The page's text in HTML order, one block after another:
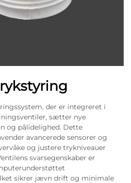
der er integreret i
sætter nye
og pålidelighed. Dette
avancerede sensorer og
og justere trykniveauer
svarsegenskaber er
sikrer jævn drift og minimale